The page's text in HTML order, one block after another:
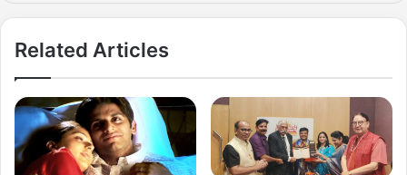
Related Articles